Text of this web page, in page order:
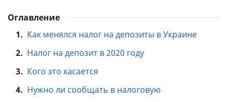
Оглавление
1. Как менялся налог на депозиты в Украине
2. Налог на депозит в 2020 году
3. Кого это касается
4. Нужно ли сообщать в налоговую